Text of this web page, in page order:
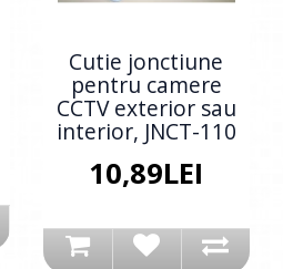
Cutie jonctiune
pentru camere
CCTV exterior sau
interior, JNCT-110
10,89LEI